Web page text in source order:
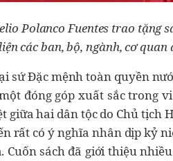
Polanco Fuentes trao tặng
các ban, bộ, ngành, cơ quan
sứ Đặc mệnh toàn quyền
đóng góp xuất sắc trong
giữa hai dân tộc do Chủ tịch
rất có ý nghĩa nhân dịp kỷ
Cuốn sách đã giới thiệu